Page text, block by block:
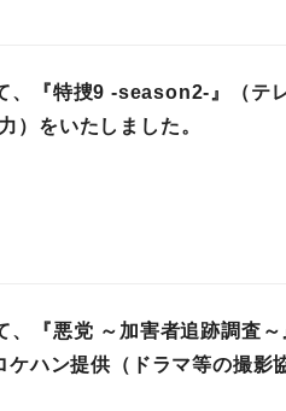
、『特捜9 -season2-』（テ
）をいたしました。
『悪党 ～加害者追跡調査～
ケハン提供（ドラマ等の撮影